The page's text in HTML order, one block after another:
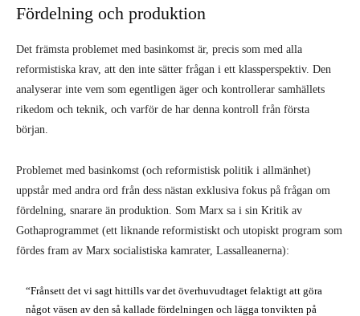
Fördelning och produktion
Det främsta problemet med basinkomst är, precis som med alla
reformistiska krav, att den inte sätter frågan i ett klassperspektiv. Den
analyserar inte vem som egentligen äger och kontrollerar samhällets
rikedom och teknik, och varför de har denna kontroll från första
början.
Problemet med basinkomst (och reformistisk politik i allmänhet)
uppstår med andra ord från dess nästan exklusiva fokus på frågan om
fördelning, snarare än produktion. Som Marx sa i sin Kritik av
Gothaprogrammet (ett liknande reformistiskt och utopiskt program som
fördes fram av Marx socialistiska kamrater, Lassalleanerna):
“Frånsett det vi sagt hittills var det överhuvudtaget felaktigt att göra
något väsen av den så kallade fördelningen och lägga tonvikten på